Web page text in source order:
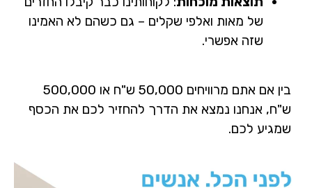
של מאות ואלפי שקלים – גם כשהם לא האמינו
שזה אפשרי.
בין אם אתם מרוויחים 50,000 ש"ח או 500,000
ש"ח, אנחנו נמצא את הדרך להחזיר לכם את הכסף
שמגיע לכם.